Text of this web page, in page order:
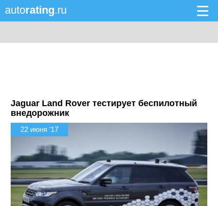
autorating.ru
Jaguar Land Rover тестирует беспилотный
внедорожник
22 июня '17